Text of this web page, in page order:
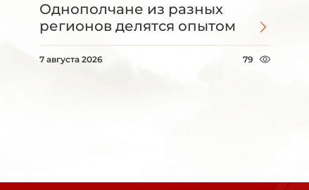
Однополчане из разных
регионов делятся опытом
7 августа 2026 79